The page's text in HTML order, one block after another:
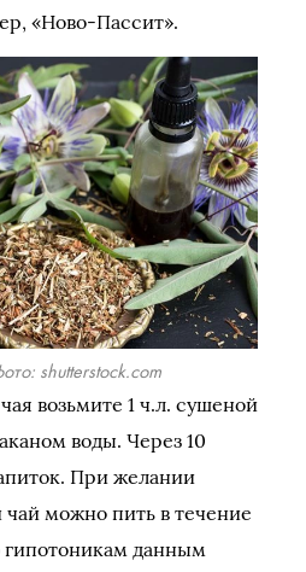
«Ново-Пассит».
shutterstock.com
возьмите 1 ч.л. сушеной
воды. Через 10
При желании
чай можно пить в течение
гипотоникам данным